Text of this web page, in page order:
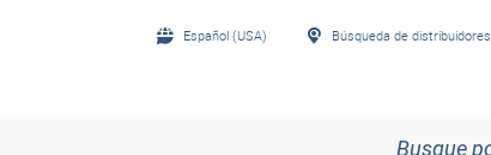
Español (USA) Búsqueda de distribuidores